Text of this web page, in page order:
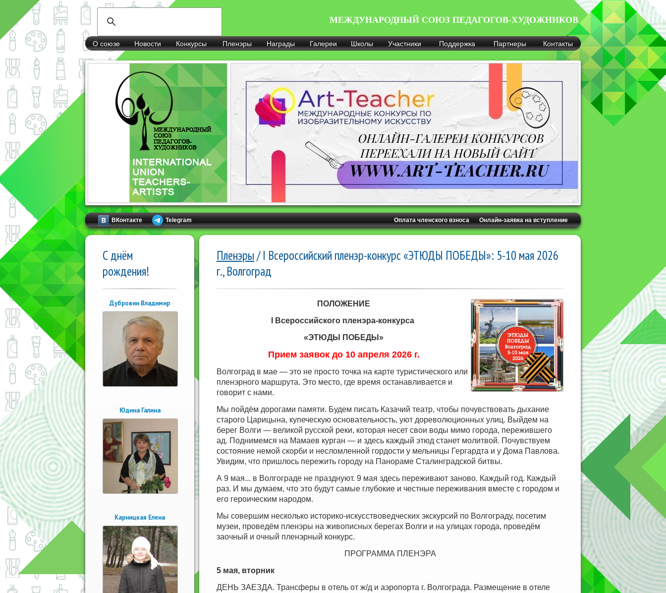
МЕЖДУНАРОДНЫЙ СОЮЗ ПЕДАГОГОВ-ХУДОЖНИКОВ
О союзе Новости Конкурсы Пленэры Награды Галереи Школы Участники Поддержка Партнеры Контакты
ВКонтакте Telegram Онлайн-заявка на вступление
Оплата членского взноса
С днём
рождения!
Дубровин Владимир
Юдина Галина
Карницкая Елена
Пленэры/ I Всероссийский пленэр-конкурс «ЭТЮДЫ ПОБЕДЫ»: 5-10 мая 2026
г., Волгоград
ПОЛОЖЕНИЕ
I Всероссийского пленэра-конкурса
«ЭТЮДЫ ПОБЕДЫ»
Прием заявок до 10 апреля 2026 г.
Волгоград в мае — это не просто точка на карте туристического или
пленэрного маршрута. Это место, где время останавливается и
говорит с нами.
Мы пойдём дорогами памяти. Будем писать Казачий театр, чтобы почувствовать дыхание
старого Царицына, купеческую основательность, уют дореволюционных улиц. Выйдем на
берег Волги — великой русской реки, которая несет свои воды мимо города, пережившего
ад. Поднимемся на Мамаев курган — и здесь каждый этюд станет молитвой. Почувствуем
состояние немой скорби и несломленной гордости у мельницы Гергардта и у Дома Павлова.
Увидим, что пришлось пережить городу на Панораме Сталинградской битвы.
А 9 мая... в Волгограде не празднуют. 9 мая здесь переживают заново. Каждый год. Каждый
раз. И мы думаем, что это будут самые глубокие и честные переживания вместе с городом и
его героическим народом.
Мы совершим несколько историко-искусствоведческих экскурсий по Волгограду, посетим
музеи, проведём пленэры на живописных берегах Волги и на улицах города, проведём
заочный и очный пленэрный конкурс.
ПРОГРАММА ПЛЕНЭРА
5 мая, вторник
ДЕНЬ ЗАЕЗДА. Трансферы в отель от ж/д и аэропорта г. Волгограда. Размещение в отеле